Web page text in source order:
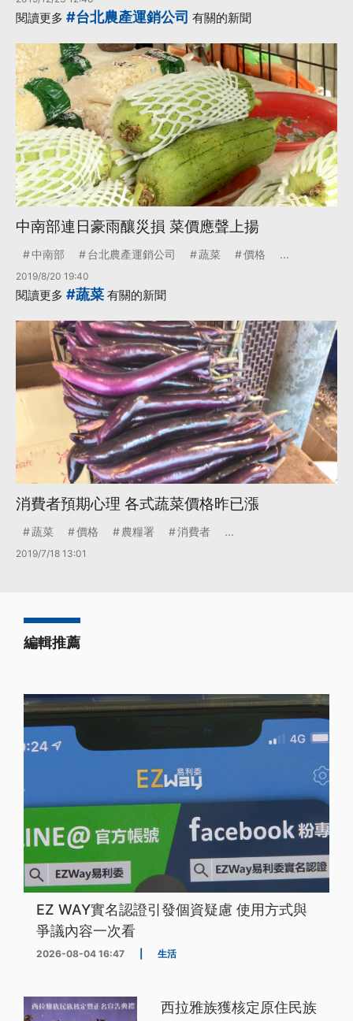
閱讀更多 #台北農產運銷公司 有關的新聞
中南部連日豪雨釀災損 菜價應聲上揚
中南部 台北農產運銷公司 蔬菜 價格 ...
2019/8/20 19:40
閱讀更多 #蔬菜 有關的新聞
消費者預期心理 各式蔬菜價格昨已漲
蔬菜 價格 農糧署 消費者 ...
2019/7/18 13:01
編輯推薦
EZ WAY實名認證引發個資疑慮 使用方式與
爭議內容一次看
2026-08-04 16:47 生活
西拉雅族獲核定原住民族